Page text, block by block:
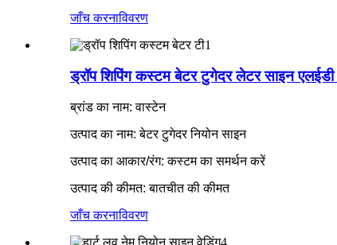
जाँच करनाविवरण
ड्रॉप शिपिंग कस्टम बेटर टुगेदर लेटर साइन
ब्रांड का नाम: वास्टेन
उत्पाद का नाम: बेटर टुगेदर नियोन साइन
उत्पाद का आकार/रंग: कस्टम का समर्थन करें
उत्पाद की कीमत: बातचीत की कीमत
जाँच करनाविवरण